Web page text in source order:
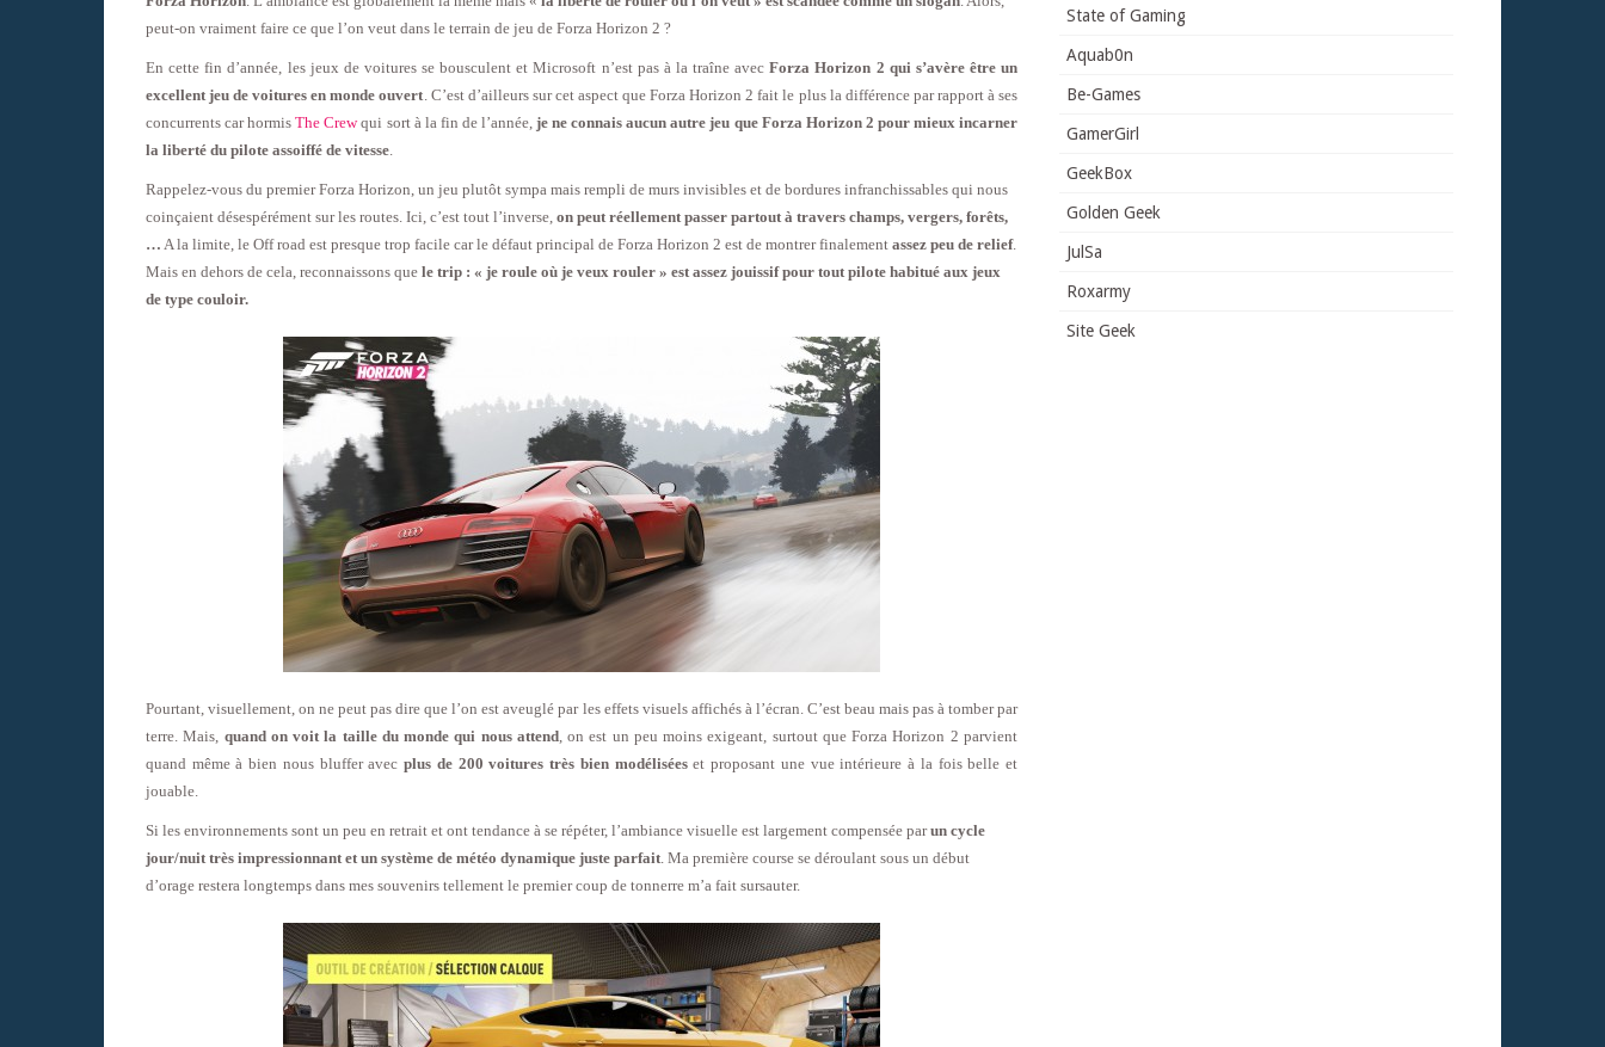
peut-on vraiment faire ce que l’on veut dans le terrain de jeu de Forza Horizon 2 ?
En cette fin d’année, les jeux de voitures se bousculent et Microsoft n’est pas à la traîne avec Forza Horizon 2 qui s’avère être un
excellent jeu de voitures en monde ouvert . C’est d’ailleurs sur cet aspect que Forza Horizon 2 fait le plus la différence par rapport à ses
concurrents car hormisThe Crewqui sort à la fin de l’année,je ne connais aucun autre jeu que Forza Horizon 2 pour mieux incarner
la liberté du pilote assoiffé de vitesse
Rappelez-vous du premier Forza Horizon, un jeu plutôt sympa mais rempli de murs invisibles et de bordures infranchissables qui nous
coinçaient désespérément sur les routes. Ici, c’est tout l’inverse, on peut réellement passer partout à travers champs, vergers, forêts,
… A la limite, le Off road est presque trop facile car le défaut principal de Forza Horizon 2 est de montrer finalement assez peu de relief.
Mais en dehors de cela, reconnaissons que le trip : « je roule où je veux rouler » est assez jouissif pour tout pilote habitué aux jeux
de type couloir.
Pourtant, visuellement, on ne peut pas dire que l’on est aveuglé par les effets visuels affichés à l’écran. C’est beau mais pas à tomber par
terre. Mais, quand on voit la taille du monde qui nous attend, on est un peu moins exigeant, surtout que Forza Horizon 2 parvient
quand même à bien nous bluffer avecplus de 200 voitures très bien modéliséeset proposant une vue intérieure à la fois belle et
jouable.
Si les environnements sont un peu en retrait et ont tendance à se répéter, l’ambiance visuelle est largement compensée parun cycle
jour/nuit très impressionnant et un système de météo dynamique juste parfait. Ma première course se déroulant sous un début
d’orage restera longtemps dans mes souvenirs tellement le premier coup de tonnerre m’a fait sursauter.
State of Gaming
Aquab0n
Be-Games
GamerGirl
GeekBox
Golden Geek
JulSa
Roxarmy
Site Geek